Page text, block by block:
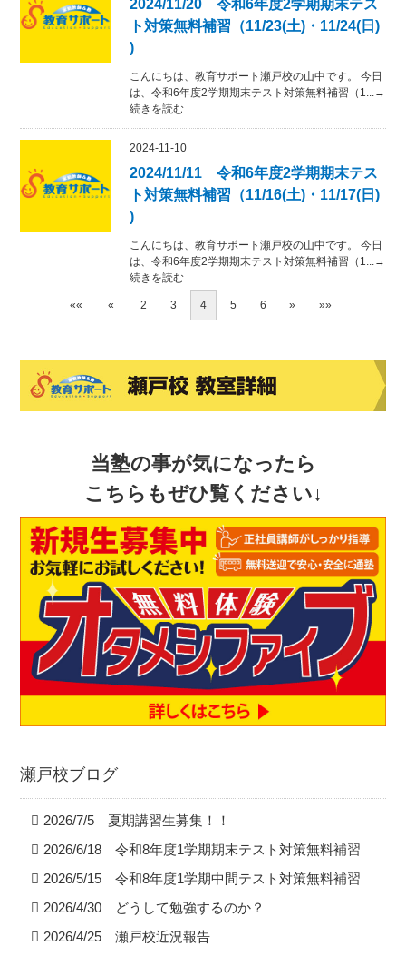
2024/11/20 令和6年度2学期期末テス
ト対策無料補習（11/23(土)・11/24(日)
)
こんにちは、教育サポート瀬戸校の山中です。 今日
は、令和6年度2学期期末テスト対策無料補習（1...→
続きを読む
2024-11-10
2024/11/11 令和6年度2学期期末テス
ト対策無料補習（11/16(土)・11/17(日)
)
こんにちは、教育サポート瀬戸校の山中です。 今日
は、令和6年度2学期期末テスト対策無料補習（1...→
続きを読む
«« « 2 3 4 5 6 » »»
当塾の事が気になったら
こちらもぜひ覧ください↓
瀬戸校ブログ
2026/7/5 夏期講習生募集！！
2026/6/18 令和8年度1学期期末テスト対策無料補習
2026/5/15 令和8年度1学期中間テスト対策無料補習
2026/4/30 どうして勉強するのか？
2026/4/25 瀬戸校近況報告